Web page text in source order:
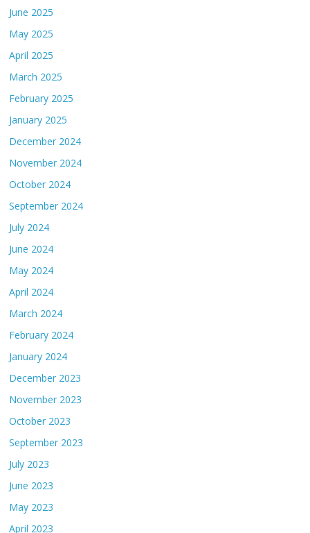
June 2025
May 2025
April 2025
March 2025
February 2025
January 2025
December 2024
November 2024
October 2024
September 2024
July 2024
June 2024
May 2024
April 2024
March 2024
February 2024
January 2024
December 2023
November 2023
October 2023
September 2023
July 2023
June 2023
May 2023
April 2023